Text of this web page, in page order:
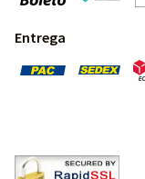
Entrega